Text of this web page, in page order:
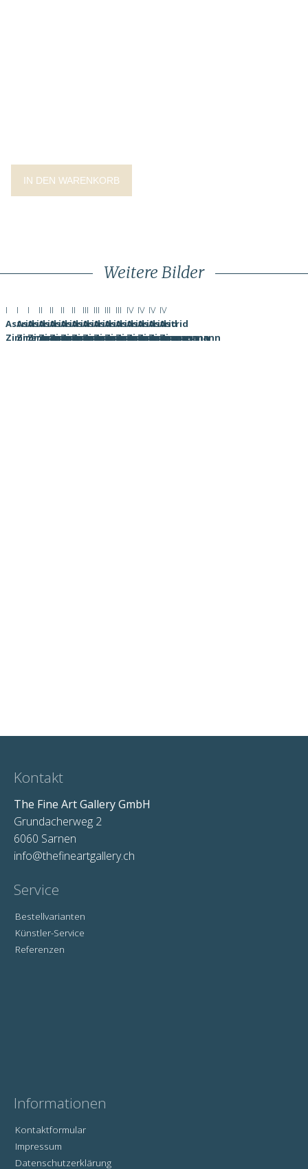
IN DEN WARENKORB
Weitere Bilder
I
Astrid
Zimmermann
I
Astrid
Zimmermann
I
Astrid
Zimmermann
II
Astrid
Zimmermann
II
Astrid
Zimmermann
II
Astrid
Zimmermann
II
Astrid
Zimmermann
III
Astrid
Zimmermann
III
Astrid
Zimmermann
III
Astrid
Zimmermann
III
Astrid
Zimmermann
IV
Astrid
Zimmermann
IV
Astrid
Zimmermann
IV
Astrid
Zimmermann
IV
Astrid
Zimmermann
Kontakt
The Fine Art Gallery GmbH
Grundacherweg 2
6060 Sarnen
info@thefineartgallery.ch
Service
Bestellvarianten
Künstler-Service
Referenzen
Informationen
Kontaktformular
Impressum
Datenschutzerklärung